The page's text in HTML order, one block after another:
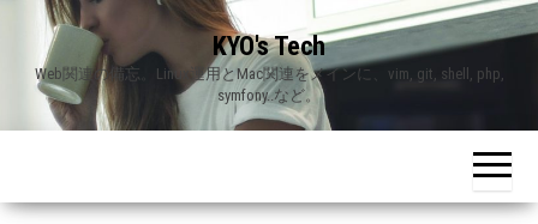
content
KYO's Tech
Web関連の備忘。Linux運用とMac関連をメインに、vim, git, shell, php,
symfony..など。